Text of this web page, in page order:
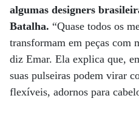
algumas designers
Batalha. “Quase todos os
transformam em peças com
diz Emar. Ela explica que,
suas pulseiras podem virar
flexíveis, adornos para